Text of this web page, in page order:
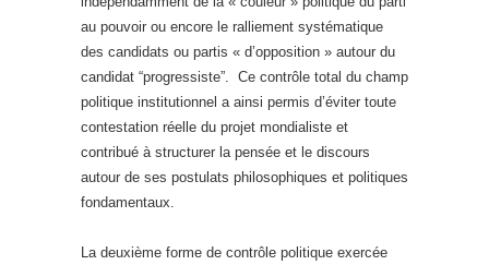
au pouvoir ou encore le ralliement systématique
des candidats ou partis « d’opposition » autour du
candidat “progressiste”. Ce contrôle total du champ
politique institutionnel a ainsi permis d’éviter toute
contestation réelle du projet mondialiste et
contribué à structurer la pensée et le discours
autour de ses postulats philosophiques et politiques
fondamentaux.
La deuxième forme de contrôle politique exercée